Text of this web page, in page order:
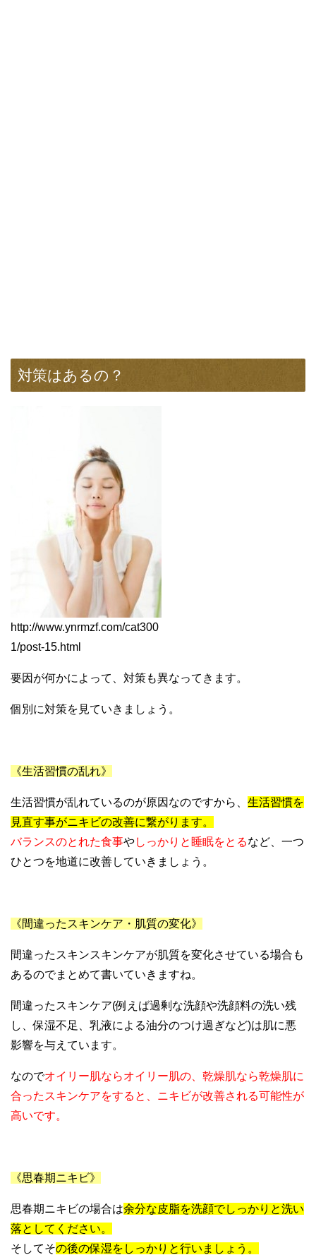
対策はあるの？
http://www.ynrmzf.com/cat300
1/post-15.html
要因が何かによって、対策も異なってきます。
個別に対策を見ていきましょう。
《生活習慣の乱れ》
生活習慣が乱れているのが原因なのですから、 生活習慣を
見直す事がニキビの改善に繋がります。
バランスのとれた食事やしっかりと睡眠をとるなど、一つ
ひとつを地道に改善していきましょう。
《間違ったスキンケア・肌質の変化》
間違ったスキンスキンケアが肌質を変化させている場合も
あるのでまとめて書いていきますね。
間違ったスキンケア(例えば過剰な洗顔や洗顔料の洗い残
し、保湿不足、乳液による油分のつけ過ぎなど)は肌に悪
影響を与えています。
なのでオイリー肌ならオイリー肌の、乾燥肌なら乾燥肌に
合ったスキンケアをすると、ニキビが改善される可能性が
高いです。
《思春期ニキビ》
思春期ニキビの場合は余分な皮脂を洗顔でしっかりと洗い
落としてください。
そしてその後の保湿をしっかりと行いましょう。